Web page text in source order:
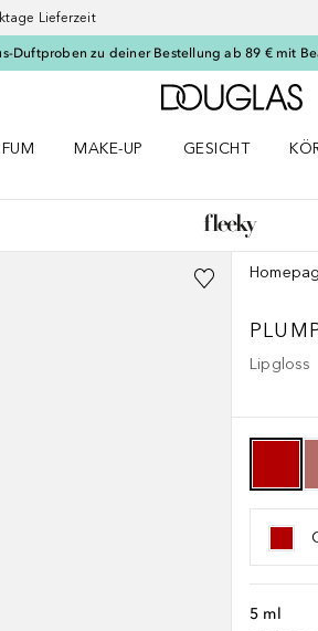
Lieferzeit
Duftproben zu deiner Bestellung ab 89 € mit
MAKE-UP
GESICHT
Lipgloss
5 ml